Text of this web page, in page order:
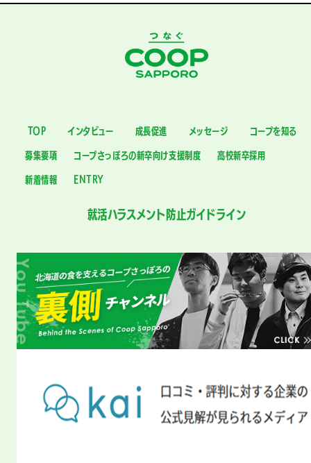
TOP インタビュー 成長促進 メッセージ コープを知る
募集要項 コープさっぽろの新卒向け支援制度 高校新卒採用
新着情報 ENTRY
就活ハラスメント防止ガイドライン